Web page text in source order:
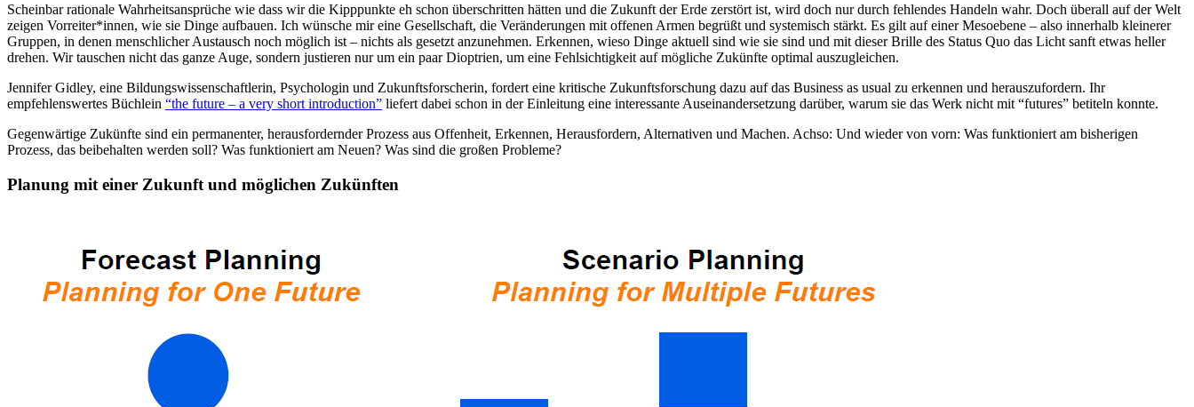
Scheinbar rationale Wahrheitsansprüche wie dass wir die Kipppunkte eh schon überschritten hätten und die Zukunft der Erde zerstört ist, wird doch nur durch fehlendes Handeln wahr. Doch überall auf der Welt
zeigen Vorreiter*innen, wie sie Dinge aufbauen. Ich wünsche mir eine Gesellschaft, die Veränderungen mit offenen Armen begrüßt und systemisch stärkt. Es gilt auf einer Mesoebene – also innerhalb kleinerer
Gruppen, in denen menschlicher Austausch noch möglich ist – nichts als gesetzt anzunehmen. Erkennen, wieso Dinge aktuell sind wie sie sind und mit dieser Brille des Status Quo das Licht sanft etwas heller
drehen. Wir tauschen nicht das ganze Auge, sondern justieren nur um ein paar Dioptrien, um eine Fehlsichtigkeit auf mögliche Zukünfte optimal auszugleichen.
Jennifer Gidley, eine Bildungswissenschaftlerin, Psychologin und Zukunftsforscherin, fordert eine kritische Zukunftsforschung dazu auf das Business as usual zu erkennen und herauszufordern. Ihr
empfehlenswertes Büchlein “the future – a very short introduction” liefert dabei schon in der Einleitung eine interessante Auseinandersetzung darüber, warum sie das Werk nicht mit “futures” betiteln konnte.
Gegenwärtige Zukünfte sind ein permanenter, herausfordernder Prozess aus Offenheit, Erkennen, Herausfordern, Alternativen und Machen. Achso: Und wieder von vorn: Was funktioniert am bisherigen
Prozess, das beibehalten werden soll? Was funktioniert am Neuen? Was sind die großen Probleme?
Planung mit einer Zukunft und möglichen Zukünften